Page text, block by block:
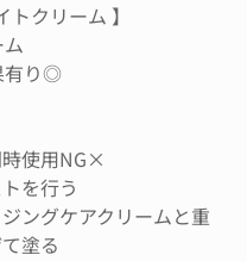
トクリーム 】
有り◎
時使用NG×
を行う
ングケアクリームと重
塗る